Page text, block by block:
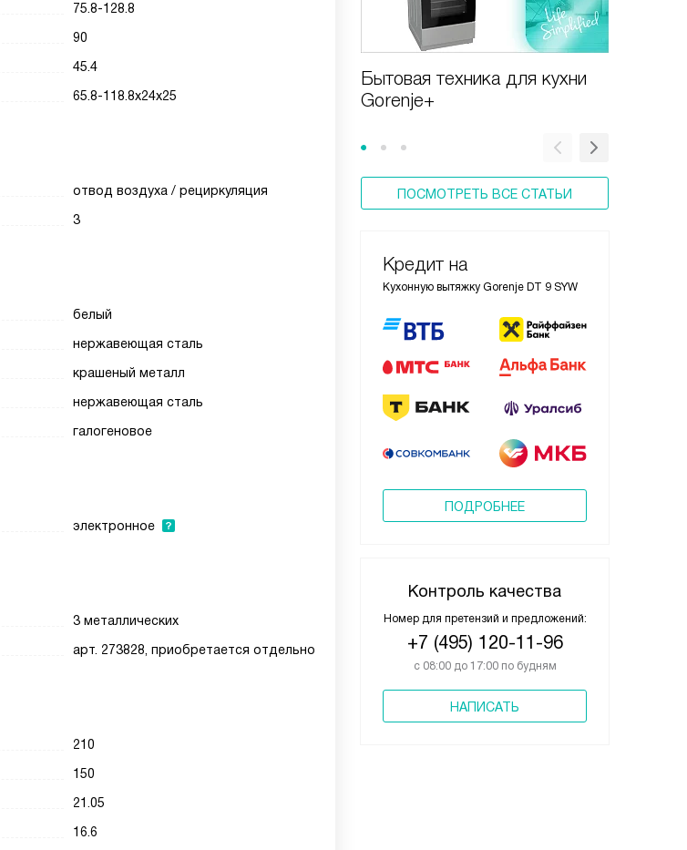
Бытовая техника для кухни
Gorenje+
ПОСМОТРЕТЬ ВСЕ СТАТЬИ
Кредит на
Кухонную вытяжку Gorenje DT 9 SYW
ПОДРОБНЕЕ
Контроль качества
Номер для претензий и предложений:
+7 (495) 120-11-96
с 08:00 до 17:00 по будням
НАПИСАТЬ
75.8-128.8
90
45.4
65.8-118.8х24х25
отвод воздуха / рециркуляция
3
белый
нержавеющая сталь
крашеный металл
нержавеющая сталь
галогеновое
электронное
3 металлических
арт. 273828, приобретается отдельно
210
150
21.05
16.6